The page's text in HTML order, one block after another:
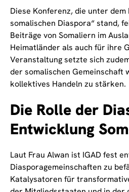
Diese Konferenz, die unter dem
somalischen Diaspora“ stand,
Beiträge von Somaliern im
Heimatländer als auch für ihre
Veranstaltung setzte sich
der somalischen Gemeinschaft
kollektives Handeln zu stärken.
Die Rolle der
Entwicklung
Laut Frau Alwan ist IGAD fest
Diasporagemeinschaften zu
Katalysatoren für